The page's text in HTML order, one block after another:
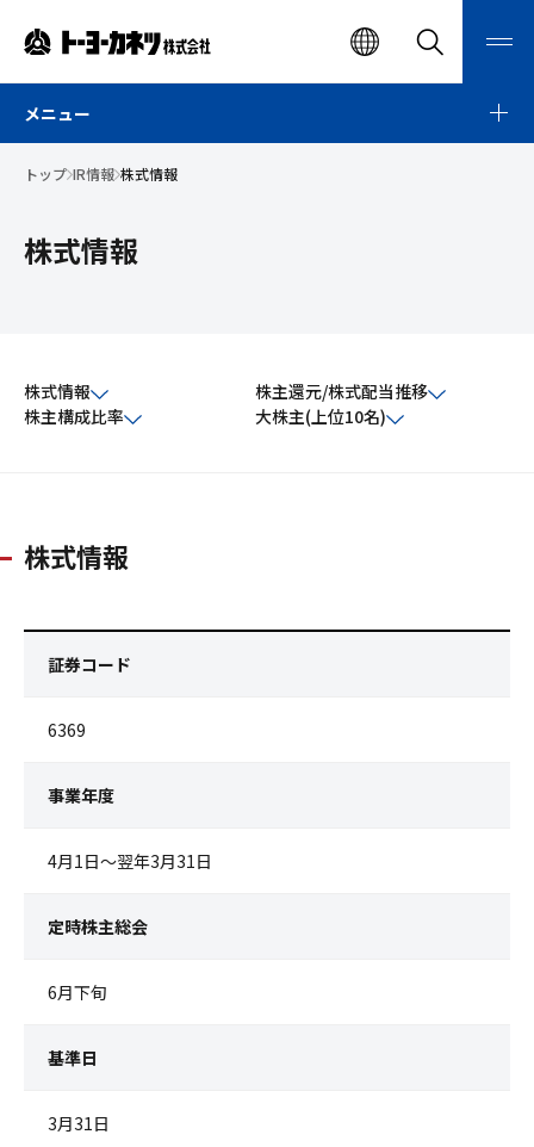
ト
ー
ヨ
カ
ツ
社
EN
検
検索
メ
ー
トップ IR情報 株式情報
株式情報
株式情報
株主還元/株式配当推移
株主構成比率
大株主(上位10名)
株式情報
証券コード
6369
事業年度
4月1日～翌年3月31日
定時株主総会
6月下旬
基準日
3月31日
メニュー